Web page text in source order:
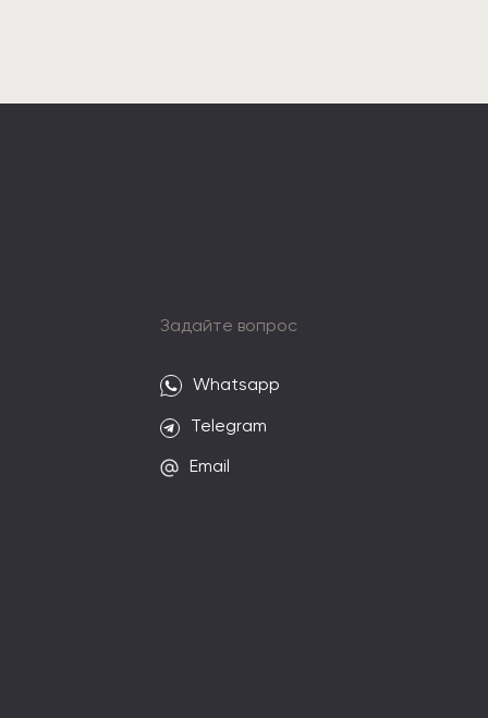
Задайте вопрос
Whatsapp
Telegram
Email